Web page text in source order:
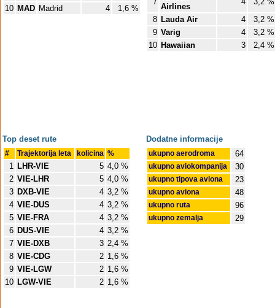
10 MAD Madrid 4 1,6 %
Airlines
8 Lauda Air 4
3,2 %
9 Varig 4
3,2 %
10 Hawaiian 3 2,4 %
Top deset rute
# Trajektorija leta kolicina %
1 LHR-VIE 5 4,0 %
2 VIE-LHR 5 4,0 %
3 DXB-VIE 4 3,2 %
4 VIE-DUS 4 3,2 %
5 VIE-FRA 4 3,2 %
6 DUS-VIE 4 3,2 %
7 VIE-DXB 3 2,4 %
8 VIE-CDG 2 1,6 %
9 VIE-LGW 2 1,6 %
10 LGW-VIE 2 1,6 %
Dodatne informacije
ukupno aerodroma 64
ukupno aviokompanija 30
ukupno tipova aviona 23
ukupno aviona 48
ukupno ruta 96
ukupno zemalja 29